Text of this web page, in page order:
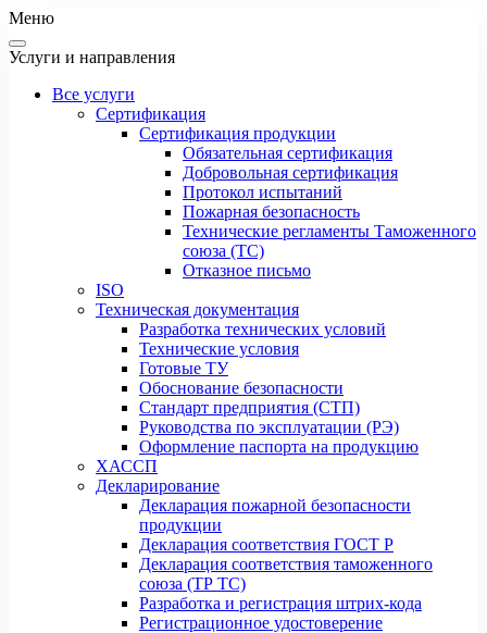
Меню
Услуги и направления
Все услуги
Сертификация
Сертификация продукции
Обязательная сертификация
Добровольная сертификация
Протокол испытаний
Пожарная безопасность
Технические регламенты Таможенного
союза (ТС)
Отказное письмо
ISO
Техническая документация
Разработка технических условий
Технические условия
Готовые ТУ
Обоснование безопасности
Стандарт предприятия (СТП)
Руководства по эксплуатации (РЭ)
Оформление паспорта на продукцию
ХАССП
Декларирование
Декларация пожарной безопасности
продукции
Декларация соответствия ГОСТ Р
Декларация соответствия таможенного
союза (ТР ТС)
Разработка и регистрация штрих-кода
Регистрационное удостоверение